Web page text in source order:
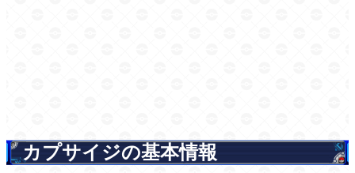
カプサイジの基本情報